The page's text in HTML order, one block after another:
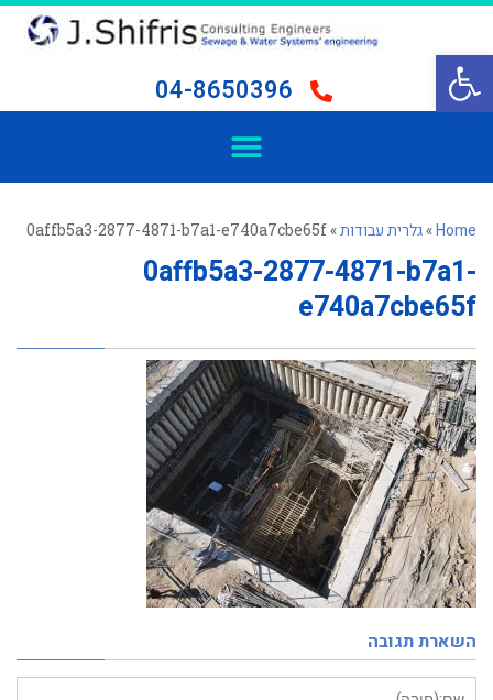
פתח סרגל נגישות 04-8650396
Home
»גלרית עבודות»
0affb5a3-2877-4871-b7a1-e740a7cbe65f
0affb5a3-2877-4871-b7a1-
e740a7cbe65f
השארת תגובה